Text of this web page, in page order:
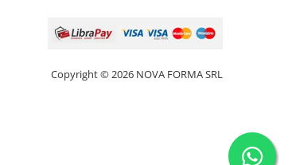
Copyright © 2026 NOVA FORMA SRL